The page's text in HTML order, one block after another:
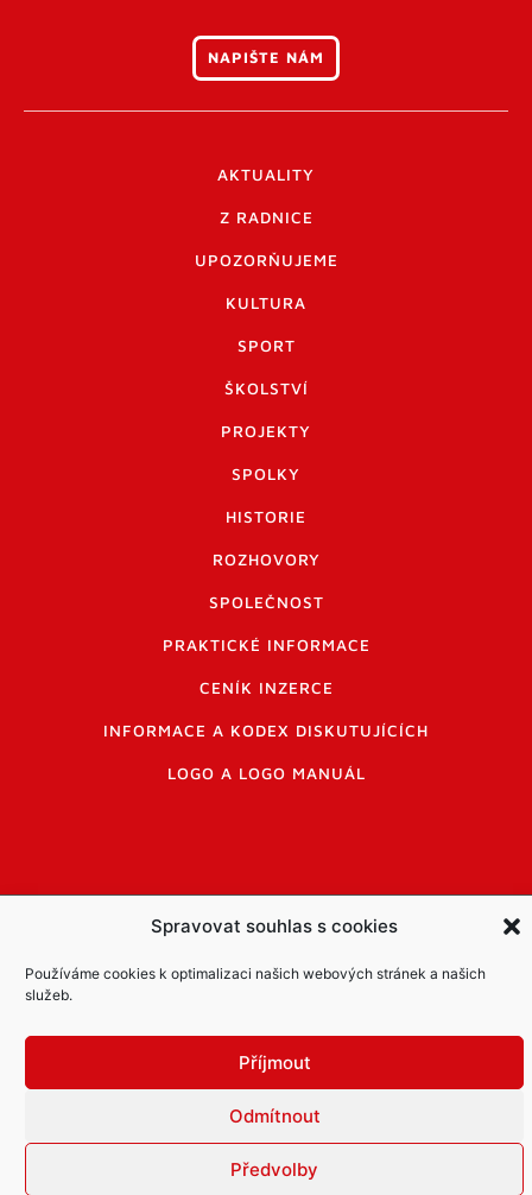
Spravovat souhlas s cookies
Používáme cookies k optimalizaci našich webových stránek a našich
služeb.
Příjmout
Odmítnout
Předvolby
NAPIŠTE NÁM
AKTUALITY
Z RADNICE
UPOZORŇUJEME
KULTURA
SPORT
ŠKOLSTVÍ
PROJEKTY
SPOLKY
HISTORIE
ROZHOVORY
SPOLEČNOST
PRAKTICKÉ INFORMACE
CENÍK INZERCE
INFORMACE A KODEX DISKUTUJÍCÍCH
LOGO A LOGO MANUÁL
© Město Mníšek pod Brdy
PDF archiv Zpravodajů
Informace o zpracování osobních údajů
Cookies